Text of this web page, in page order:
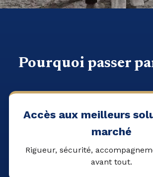
Pourquoi passer
Accès aux meilleurs
marché
Rigueur, sécurité,
avant tout.